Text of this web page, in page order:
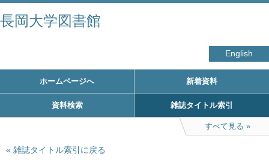
長岡大学図書館
English
ホームページへ 新着資料
資料検索 雑誌タイトル索引
すべて見る
雑誌タイトル索引に戻る